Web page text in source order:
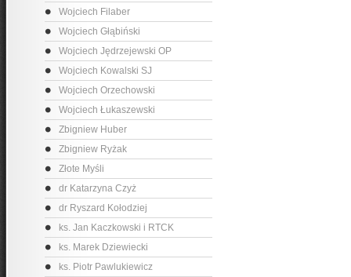
Wojciech Filaber
Wojciech Głąbiński
Wojciech Jędrzejewski OP
Wojciech Kowalski SJ
Wojciech Orzechowski
Wojciech Łukaszewski
Zbigniew Huber
Zbigniew Ryżak
Złote Myśli
dr Katarzyna Czyż
dr Ryszard Kołodziej
ks. Jan Kaczkowski i RTCK
ks. Marek Dziewiecki
ks. Piotr Pawlukiewicz